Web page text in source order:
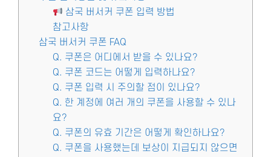
삼국 버서커 쿠폰 입력 방법
참고사항
삼국 버서커 쿠폰 FAQ
Q. 쿠폰은 어디에서 받을 수 있나요?
Q. 쿠폰 코드는 어떻게 입력하나요?
Q. 쿠폰 입력 시 주의할 점이 있나요?
Q. 한 계정에 여러 개의 쿠폰을 사용할 수 있나
요?
Q. 쿠폰의 유효 기간은 어떻게 확인하나요?
Q. 쿠폰을 사용했는데 보상이 지급되지 않으면